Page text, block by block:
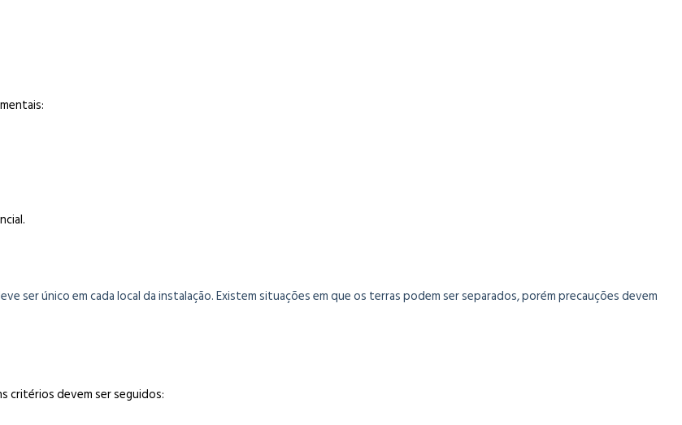
único em cada local da instalação. Existem situações em que os terras podem ser separados, porém precauções devem
critérios devem ser seguidos: